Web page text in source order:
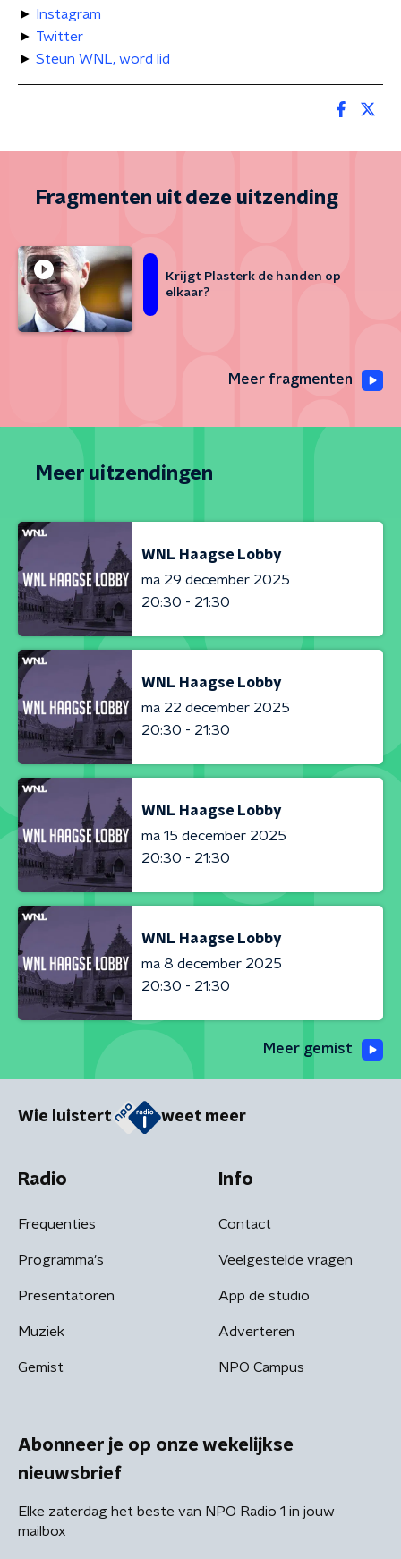
►
Instagram
► Twitter
► Steun WNL, word lid
Fragmenten uit deze uitzending
Krijgt Plasterk de handen op
elkaar?
Meer fragmenten
Meer uitzendingen
WNL Haagse Lobby
ma 29 december 2025
20:30 - 21:30
WNL Haagse Lobby
ma 22 december 2025
20:30 - 21:30
WNL Haagse Lobby
ma 15 december 2025
20:30 - 21:30
WNL Haagse Lobby
ma 8 december 2025
20:30 - 21:30
Meer gemist
Wie luistert weet meer
Radio
Frequenties
Programma's
Presentatoren
Muziek
Gemist
Info
Contact
Veelgestelde vragen
App de studio
Adverteren
NPO Campus
Abonneer je op onze wekelijkse
nieuwsbrief
Elke zaterdag het beste van NPO Radio 1 in jouw
mailbox